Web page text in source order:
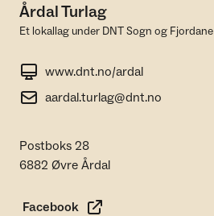
Årdal Turlag
Et lokallag under DNT Sogn og Fjordane
www.dnt.no/ardal
aardal.turlag@dnt.no
Postboks 28
6882 Øvre Årdal
Facebook